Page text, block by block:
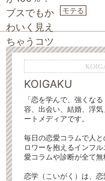
モテる
KOIGAKU
「恋を学んで、強くな
容、出会い、結婚、浮
ートメディアです。
毎日の恋愛コラムで人
ロワーを抱えるインフ
愛コラムや診断が全て無
恋学（こいがく）は、